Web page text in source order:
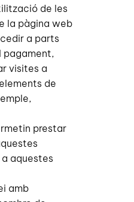
de les
la pàgina web
a parts
pagament,
visites a
de
prestar
aquestes
amb